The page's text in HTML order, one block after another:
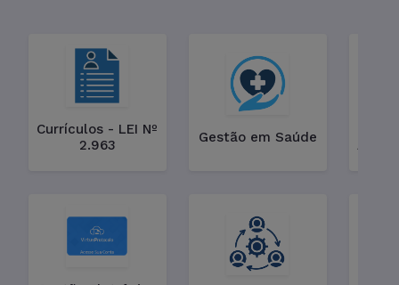
Currículos - LEI Nº
2.963
Gestão em Saúde